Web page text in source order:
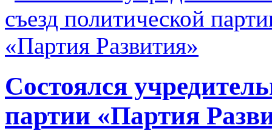
Состоялся
партии «Партия